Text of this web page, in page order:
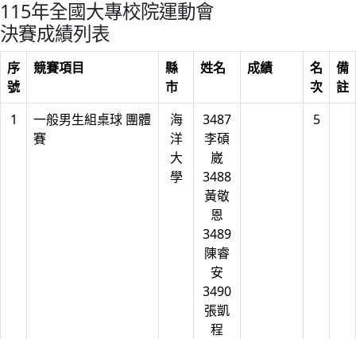
115年全國大專校院運動會
決賽成績列表
序
號
競賽項目
縣
市
姓名 成績
名
次
備
註
1
一般男生組桌球 團體
賽
海
洋
大
學
3487
李碩
崴
3488
黃敬
恩
3489
陳睿
安
3490
張凱
程
5